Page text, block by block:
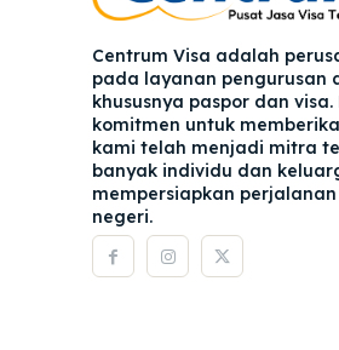
Centrum Visa adalah
pada layanan pengurusan
khususnya paspor dan
komitmen untuk
kami telah menjadi mitra
banyak individu dan
mempersiapkan
negeri.